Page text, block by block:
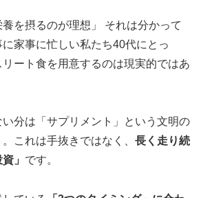
養を摂るのが理想」 それは分かって
家事に忙しい私たち40代にとっ
ート食を用意するのは現実的ではあ
分は「サプリメント」という文明の
これは手抜きではなく、 長く走り続
」 です。